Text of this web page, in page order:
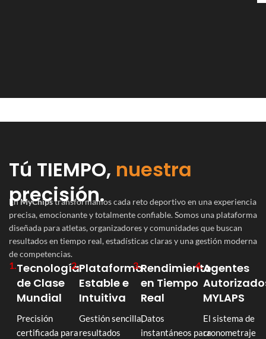
Tú TIEMPO, nuestra
precisión.
EnMyChipstransformamos cada reto deportivo en una experiencia
precisa, emocionante y totalmente confiable. Somos una plataforma
diseñada para atletas, organizadores y comunidades que buscan
resultados en tiempo real, estadísticas claras y una gestión moderna
de competencias.
1.Tecnología
de Clase
Mundial
Precisión
certificada para
2.Plataforma
Estable e
Intuitiva
Gestión sencilla,
resultados
3.Rendimiento
en Tiempo
Real
Datos
instantáneos para
4.Agentes
MYLAPS
El sistema de
cronometraje